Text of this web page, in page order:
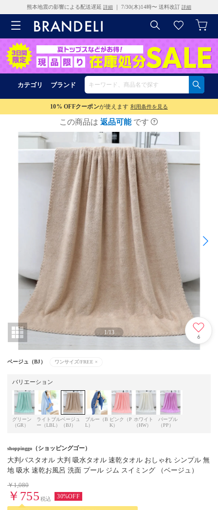
熊本地震の影響による配送遅延 詳細 ｜ 7/30(木)14時〜 送料改訂 詳細
カテゴリ ブランド
10% OFFクーポンが使えます 利用条件を見る
この商品は 返品可能 です
1/13
6
ベージュ（BJ） ワンサイズ/FREE ×
バリエーション
グリーン
（GR）
ライトブル
ー（LBL）
ベージュ
（BJ）
ブルー（B
L）
ピンク（P
K）
ホワイト
（HW）
パープル
（PP）
shoppinggo （ショッピングゴー）
大判バスタオル 大判 吸水タオル 速乾タオル おしゃれ シンプル 無
地 吸水 速乾お風呂 洗面 プール ジム スイミング （ベージュ）
￥1,080
￥755 税込 30%OFF